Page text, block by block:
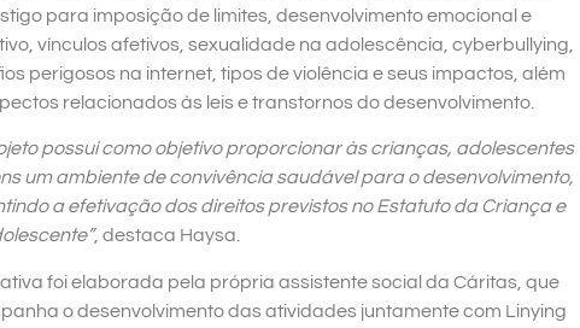
para imposição de limites, desenvolvimento emocional e
vínculos afetivos, sexualidade na adolescência, cyberbullying,
perigosos na internet, tipos de violência e seus impactos, além
relacionados às leis e transtornos do desenvolvimento.
possui como objetivo proporcionar às crianças, adolescentes
um ambiente de convivência saudável para o desenvolvimento,
a efetivação dos direitos previstos no Estatuto da Criança e
, destaca Haysa.
foi elaborada pela própria assistente social da Cáritas, que
o desenvolvimento das atividades juntamente com Linying